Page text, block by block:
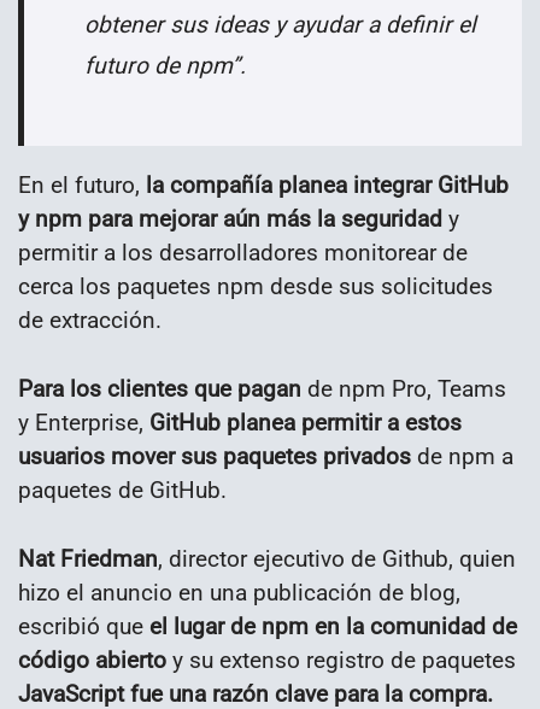
obtener sus ideas y ayudar a definir el
futuro de npm”.
En el futuro, la compañía planea integrar GitHub
y npm para mejorar aún más la seguridad y
permitir a los desarrolladores monitorear de
cerca los paquetes npm desde sus solicitudes
de extracción.
Para los clientes que pagan de npm Pro, Teams
y Enterprise, GitHub planea permitir a estos
usuarios mover sus paquetes privados de npm a
paquetes de GitHub.
Nat Friedman, director ejecutivo de Github, quien
hizo el anuncio en una publicación de blog,
escribió que el lugar de npm en la comunidad de
código abierto y su extenso registro de paquetes
JavaScript fue una razón clave para la compra.